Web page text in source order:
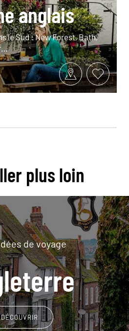
anglais
le Sud : New Forest, Bath,
plus loin
de voyage
DÉCOUVRIR